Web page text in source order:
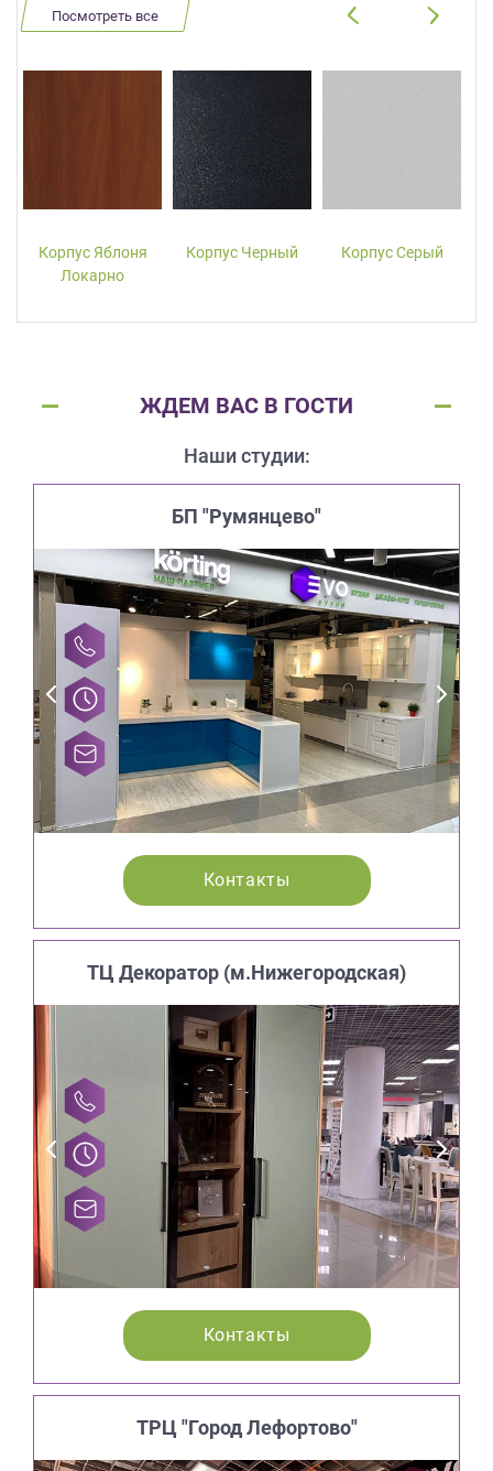
Посмотреть все
Корпус Яблоня
Локарно
Корпус Черный Корпус Серый
ЖДЕМ ВАС В ГОСТИ
Наши студии:
БП "Румянцево"
Контакты
ТЦ Декоратор (м.Нижегородская)
Контакты
ТРЦ "Город Лефортово"